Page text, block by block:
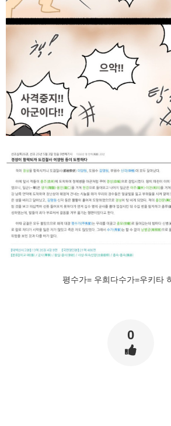
평수가= 우희다수가=우키타
0